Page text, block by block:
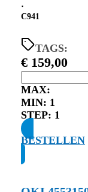
⋅
C941
TAGS:
€ 159,00
MAX:
MIN: 1
STEP: 1
BESTELLEN